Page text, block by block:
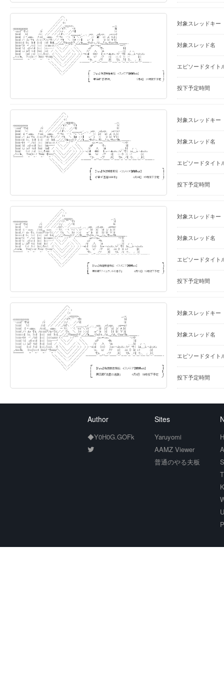
対象スレッドキー
対象スレッド名
エピソードタイト
投下予定時間
対象スレッドキー
対象スレッド名
エピソードタイト
投下予定時間
対象スレッドキー
対象スレッド名
エピソードタイト
投下予定時間
対象スレッドキー
対象スレッド名
エピソードタイト
投下予定時間
Author
◆Y0H0G.GOFk
Sites
Yaruyomi
AAMZ Viewer
普通のやる夫板